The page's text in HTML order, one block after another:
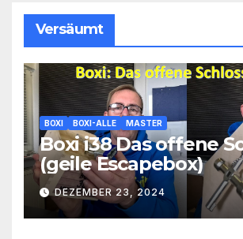
Versäumt
BOXI BOXI-ALLE MASTER
Boxi i38 Das offene
(geile Escapebox)
DEZEMBER 23, 2024